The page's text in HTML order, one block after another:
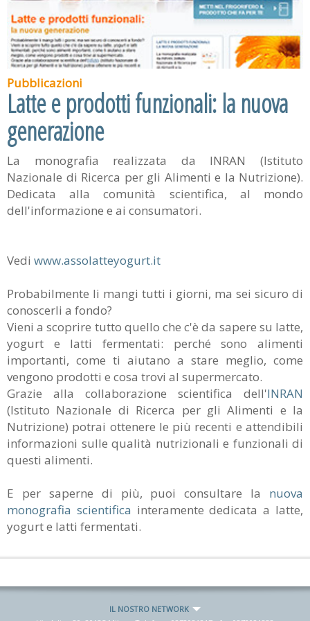
Pubblicazioni
Latte e prodotti funzionali: la nuova
generazione
La monografia realizzata da INRAN (Istituto
Nazionale di Ricerca per gli Alimenti e la Nutrizione).
Dedicata alla comunità scientifica, al mondo
dell'informazione e ai consumatori.
Vedi www.assolatteyogurt.it
Probabilmente li mangi tutti i giorni, ma sei sicuro di
conoscerli a fondo?
Vieni a scoprire tutto quello che c'è da sapere su latte,
yogurt e latti fermentati: perché sono alimenti
importanti, come ti aiutano a stare meglio, come
vengono prodotti e cosa trovi al supermercato.
Grazie alla collaborazione scientifica dell'INRAN
(Istituto Nazionale di Ricerca per gli Alimenti e la
Nutrizione) potrai ottenere le più recenti e attendibili
informazioni sulle qualità nutrizionali e funzionali di
questi alimenti.
E per saperne di più, puoi consultare la nuova
monografia scientifica interamente dedicata a latte,
yogurt e latti fermentati.
IL NOSTRO NETWORK